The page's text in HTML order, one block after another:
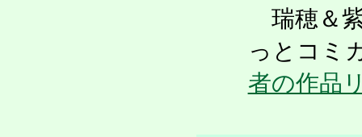
瑞穂＆
っとコミ
者の作品